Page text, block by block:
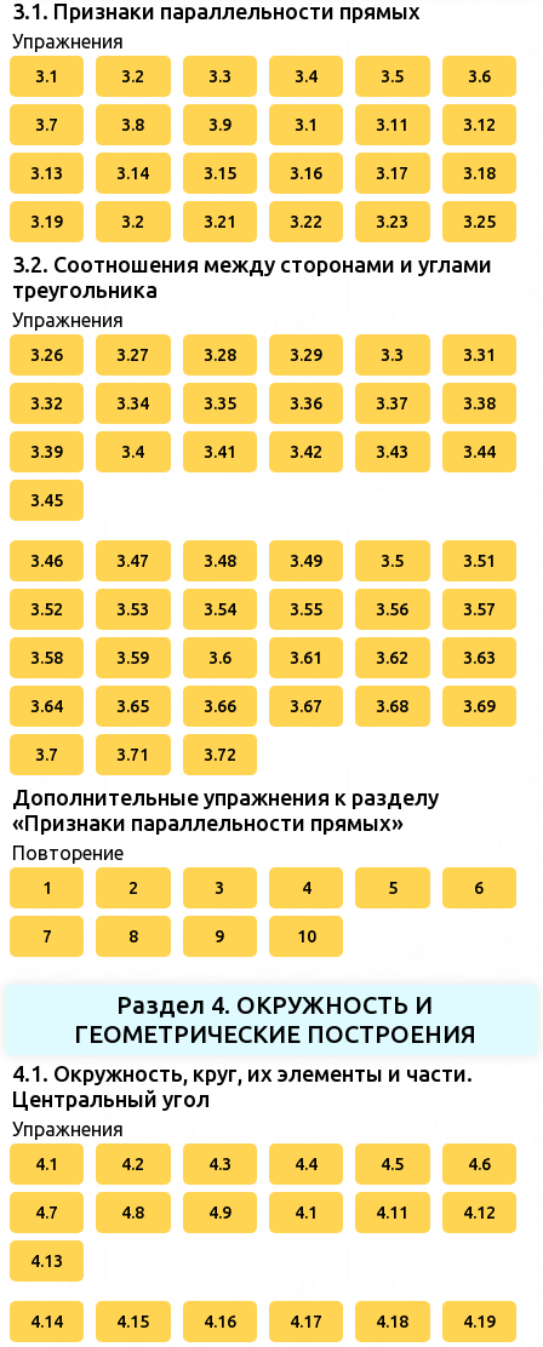
3.1. Признаки параллельности прямых
Упражнения
3.1 3.2 3.3 3.4 3.5 3.6
3.7 3.8 3.9 3.1 3.11 3.12
3.13 3.14 3.15 3.16 3.17 3.18
3.19 3.2 3.21 3.22 3.23 3.25
3.2. Соотношения между сторонами и углами
треугольника
Упражнения
3.26 3.27 3.28 3.29 3.3 3.31
3.32 3.34 3.35 3.36 3.37 3.38
3.39 3.4 3.41 3.42 3.43 3.44
3.45
3.46 3.47 3.48 3.49 3.5 3.51
3.52 3.53 3.54 3.55 3.56 3.57
3.58 3.59 3.6 3.61 3.62 3.63
3.64 3.65 3.66 3.67 3.68 3.69
3.7 3.71 3.72
Дополнительные упражнения к разделу
«Признаки параллельности прямых»
Повторение
1 2 3 4 5 6
7 8 9 10
Раздел 4. ОКРУЖНОСТЬ И
ГЕОМЕТРИЧЕСКИЕ ПОСТРОЕНИЯ
4.1. Окружность, круг, их элементы и части.
Центральный угол
Упражнения
4.1 4.2 4.3 4.4 4.5 4.6
4.7 4.8 4.9 4.1 4.11 4.12
4.13
4.14 4.15 4.16 4.17 4.18 4.19